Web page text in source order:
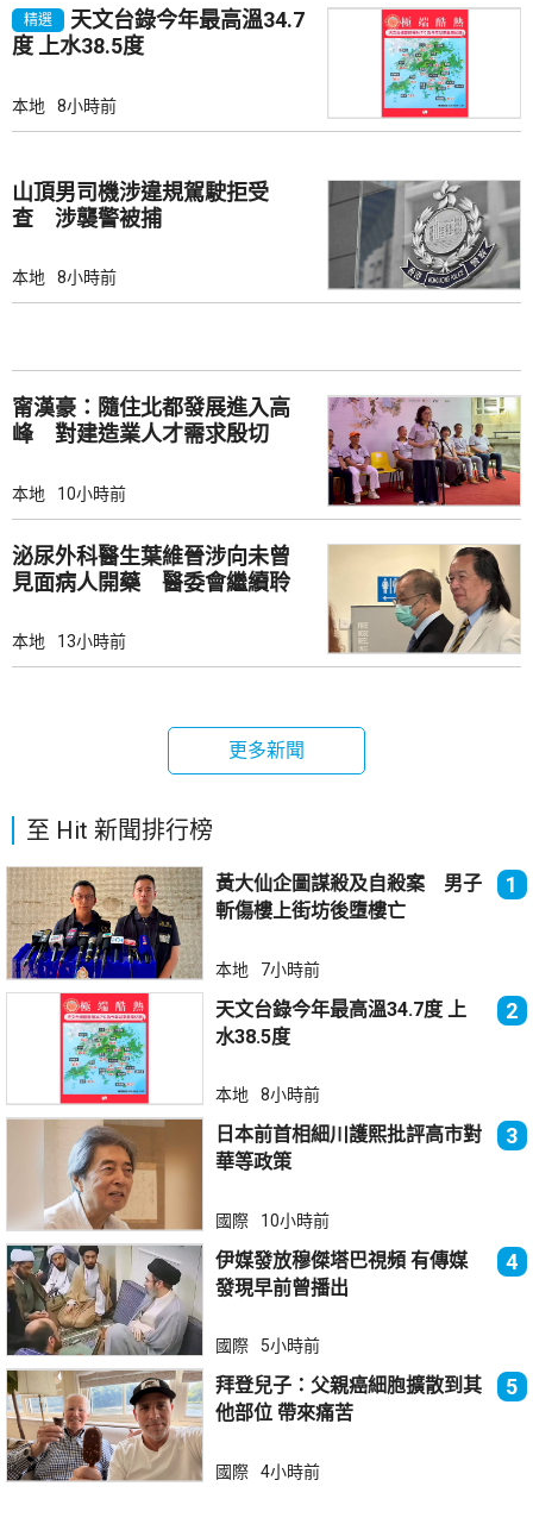
精選
天文台錄今年最高溫34.7
度 上水38.5度
本地 8小時前
山頂男司機涉違規駕駛拒受
查 涉襲警被捕
本地 8小時前
甯漢豪：隨住北都發展進入高
峰 對建造業人才需求殷切
本地 10小時前
泌尿外科醫生葉維晉涉向未曾
見面病人開藥 醫委會繼續聆
本地 13小時前
更多新聞
至 Hit 新聞排行榜
黃大仙企圖謀殺及自殺案 男子
斬傷樓上街坊後墮樓亡
1
本地 7小時前
天文台錄今年最高溫34.7度 上
水38.5度
2
本地 8小時前
日本前首相細川護熙批評高市對
華等政策
3
國際 10小時前
伊媒發放穆傑塔巴視頻 有傳媒
發現早前曾播出
4
國際 5小時前
拜登兒子：父親癌細胞擴散到其
他部位 帶來痛苦
5
國際 4小時前